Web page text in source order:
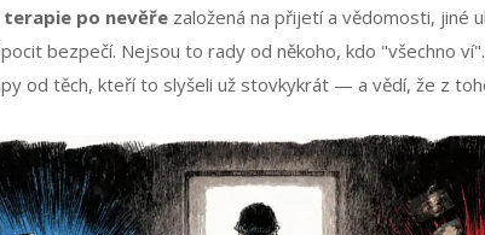
terapie po nevěře založená na přijetí a vědomosti, jiné
bezpečí. Nejsou to rady od někoho, kdo "všechno
od těch, kteří to slyšeli už stovkykrát — a vědí, že z